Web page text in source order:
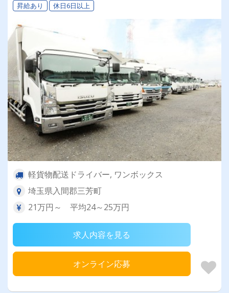
昇給あり 休日6日以上
軽貨物配送ドライバー, ワンボックス
埼玉県入間郡三芳町
21万円～ 平均24～25万円
求人内容を見る
オンライン応募